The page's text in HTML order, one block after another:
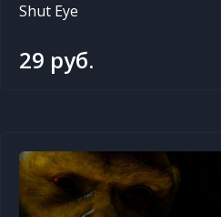
Shut Eye
29 руб.